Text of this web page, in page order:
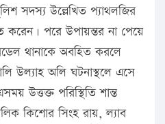
সদস্য উল্লেখিত প্যাথলজির
পরে উপায়ন্তর না পেয়ে
থানাকে অবহিত করলে
উল্যাহ অলি ঘটনাস্থলে এসে
উত্তক্ত পরিস্থিতি শান্ত
কিশোর সিংহ রায়, ল্যাব